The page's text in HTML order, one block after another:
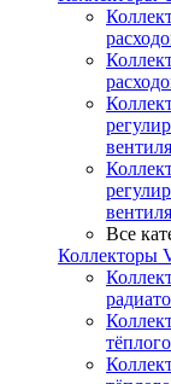
Все
Коллекторы